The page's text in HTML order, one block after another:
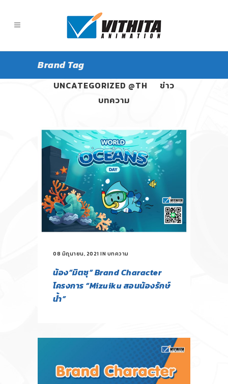
Brand Tag
ALL
UNCATEGORIZED @TH
ข่าว
บทความ
08 มิถุนายน, 2021 IN บทความ
น้อง”มิตซุ” Brand Character
โครงการ “Mizuiku สอนน้องรักษ์
น้ำ”